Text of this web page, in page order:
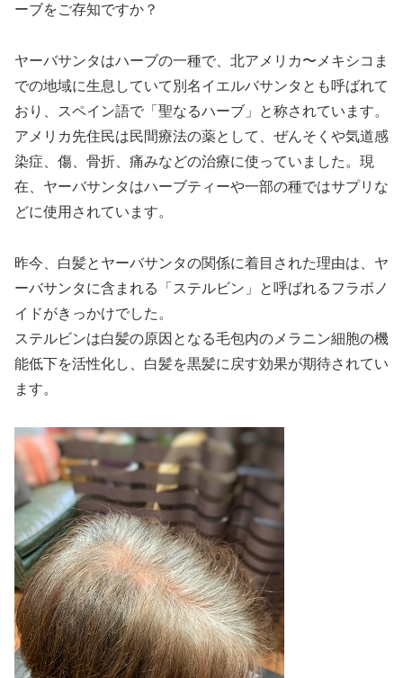
ーブをご存知ですか？
ヤーバサンタはハーブの一種で、北アメリカ〜メキシコま
での地域に生息していて別名イエルバサンタとも呼ばれて
おり、スペイン語で「聖なるハーブ」と称されています。
アメリカ先住民は民間療法の薬として、ぜんそくや気道感
染症、傷、骨折、痛みなどの治療に使っていました。現
在、ヤーバサンタはハーブティーや一部の種ではサプリな
どに使用されています。
昨今、白髪とヤーバサンタの関係に着目された理由は、ヤ
ーバサンタに含まれる「ステルビン」と呼ばれるフラボノ
イドがきっかけでした。
ステルビンは白髪の原因となる毛包内のメラニン細胞の機
能低下を活性化し、白髪を黒髪に戻す効果が期待されてい
ます。